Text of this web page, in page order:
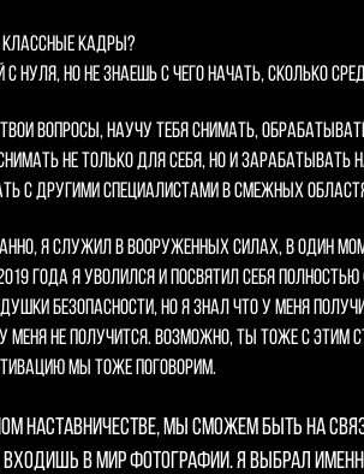
классные кадры?
нуля, но не знаешь с чего начать, сколько
вопросы, научу тебя снимать,
не только для себя, но и
с другими специалистами в смежных
я служил в вооруженных силах, в один
года я уволился и посвятил себя
безопасности, но я знал что у меня
не получится. Возможно, ты тоже с этим
мы тоже поговорим.
наставничестве, мы сможем быть на
в мир фотографии. Я выбрал